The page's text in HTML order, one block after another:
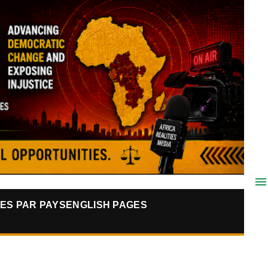
PAR PAYS ENGLISH PAGES